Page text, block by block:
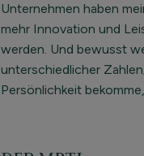
Unternehmen haben
mehr Innovation und
werden. Und bewusst
unterschiedlicher
Persönlichkeit